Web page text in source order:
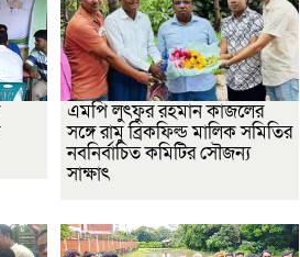
এমপি লুৎফুর রহমান কাজলের
সঙ্গে রামু ব্রিকফিল্ড মালিক সমিতির
নবনির্বাচিত কমিটির সৌজন্য
সাক্ষাৎ